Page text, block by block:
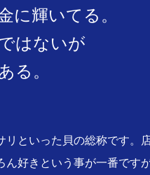
に輝いてる。
はないが
る。
リといった貝の総称です。
ん好きという事が一番です